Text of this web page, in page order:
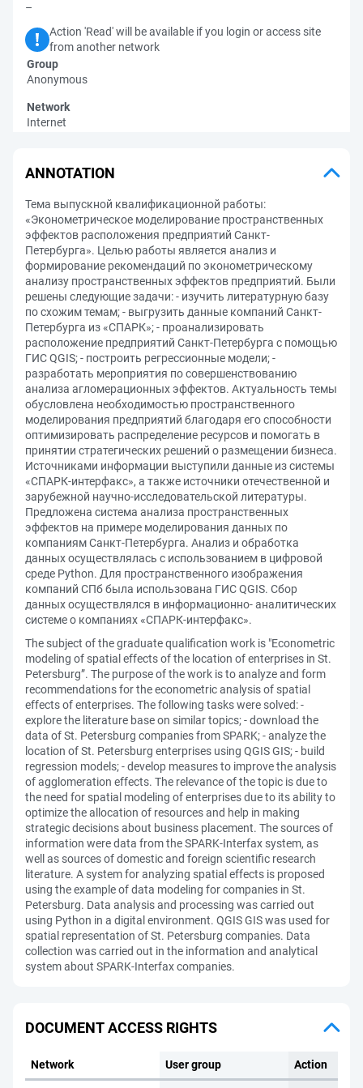
–
Action 'Read' will be available if you login or access site
from another network
Group
Anonymous
Network
Internet
ANNOTATION
Тема выпускной квалификационной работы:
«Эконометрическое моделирование пространственных
эффектов расположения предприятий Санкт-
Петербурга». Целью работы является анализ и
формирование рекомендаций по эконометрическому
анализу пространственных эффектов предприятий. Были
решены следующие задачи: - изучить литературную базу
по схожим темам; - выгрузить данные компаний Санкт-
Петербурга из «СПАРК»; - проанализировать
расположение предприятий Санкт-Петербурга с помощью
ГИС QGIS; - построить регрессионные модели; -
разработать мероприятия по совершенствованию
анализа агломерационных эффектов. Актуальность темы
обусловлена необходимостью пространственного
моделирования предприятий благодаря его способности
оптимизировать распределение ресурсов и помогать в
принятии стратегических решений о размещении бизнеса.
Источниками информации выступили данные из системы
«СПАРК-интерфакс», а также источники отечественной и
зарубежной научно-исследовательской литературы.
Предложена система анализа пространственных
эффектов на примере моделирования данных по
компаниям Санкт-Петербурга. Анализ и обработка
данных осуществлялась с использованием в цифровой
среде Python. Для пространственного изображения
компаний СПб была использована ГИС QGIS. Сбор
данных осуществлялся в информационно- аналитических
системе о компаниях «СПАРК-интерфакс».
The subject of the graduate qualification work is "Econometric
modeling of spatial effects of the location of enterprises in St.
Petersburg”. The purpose of the work is to analyze and form
recommendations for the econometric analysis of spatial
effects of enterprises. The following tasks were solved: -
explore the literature base on similar topics; - download the
data of St. Petersburg companies from SPARK; - analyze the
location of St. Petersburg enterprises using QGIS GIS; - build
regression models; - develop measures to improve the analysis
of agglomeration effects. The relevance of the topic is due to
the need for spatial modeling of enterprises due to its ability to
optimize the allocation of resources and help in making
strategic decisions about business placement. The sources of
information were data from the SPARK-Interfax system, as
well as sources of domestic and foreign scientific research
literature. A system for analyzing spatial effects is proposed
using the example of data modeling for companies in St.
Petersburg. Data analysis and processing was carried out
using Python in a digital environment. QGIS GIS was used for
spatial representation of St. Petersburg companies. Data
collection was carried out in the information and analytical
system about SPARK-Interfax companies.
DOCUMENT ACCESS RIGHTS
Network User group Action